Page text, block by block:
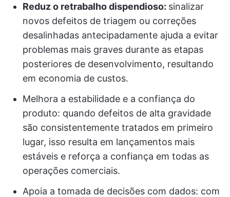
Reduz o retrabalho dispendioso: sinalizar
novos defeitos de triagem ou correções
desalinhadas antecipadamente ajuda a evitar
problemas mais graves durante as etapas
posteriores de desenvolvimento, resultando
em economia de custos.
Melhora a estabilidade e a confiança do
produto: quando defeitos de alta gravidade
são consistentemente tratados em primeiro
lugar, isso resulta em lançamentos mais
estáveis e reforça a confiança em todas as
operações comerciais.
Apoia a tomada de decisões com dados: com